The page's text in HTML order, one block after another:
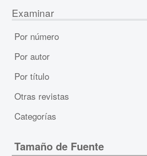
Examinar
Por número
Por autor
Por título
Otras revistas
Categorías
Tamaño de Fuente